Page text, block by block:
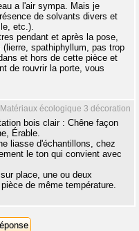
a l'air sympa. Mais je
de solvants divers et
etc.).
pendant et après la pose,
spathiphyllum, pas trop
et hors de cette pièce et
de rouvrir la porte, vous
Matériaux écologique 3 décoration
bois clair : Chêne façon
Érable.
liasse d'échantillons, chez
le ton qui convient avec
place, une ou deux
de même température.